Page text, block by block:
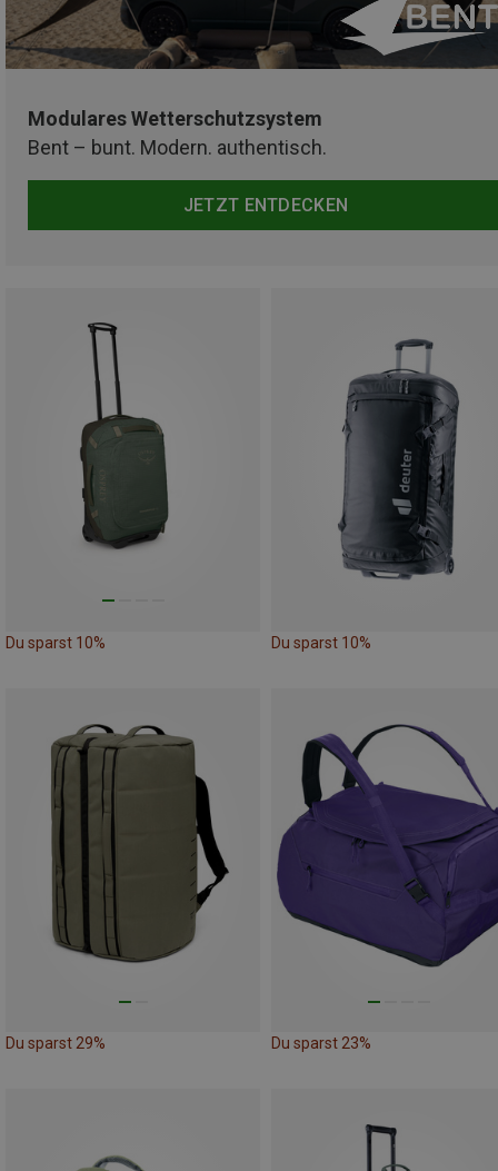
Modulares Wetterschutzsystem
Bent – bunt. Modern. authentisch.
JETZT ENTDECKEN
Du sparst 10% Du sparst 10%
Du sparst 29% Du sparst 23%